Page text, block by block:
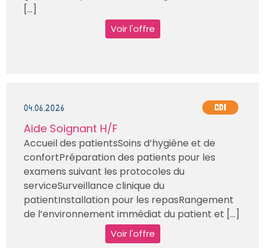
[...]
Voir l'offre
04.06.2026 CDI
Aide Soignant H/F
Accueil des patientsSoins d’hygiène et de
confortPréparation des patients pour les
examens suivant les protocoles du
serviceSurveillance clinique du
patientInstallation pour les repasRangement
de l’environnement immédiat du patient et [...]
Voir l'offre